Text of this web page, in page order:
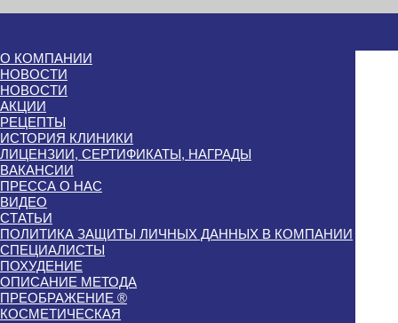
О КОМПАНИИ
НОВОСТИ
НОВОСТИ
АКЦИИ
РЕЦЕПТЫ
ИСТОРИЯ КЛИНИКИ
ЛИЦЕНЗИИ, СЕРТИФИКАТЫ, НАГРАДЫ
ВАКАНСИИ
ПРЕССА О НАС
ВИДЕО
СТАТЬИ
ПОЛИТИКА ЗАЩИТЫ ЛИЧНЫХ ДАННЫХ В КОМПАНИИ
СПЕЦИАЛИСТЫ
ПОХУДЕНИЕ
ОПИСАНИЕ МЕТОДА
ПРЕОБРАЖЕНИЕ ®
КОСМЕТИЧЕСКАЯ